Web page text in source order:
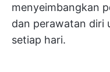
menyeimbangkan
dan perawatan diri
setiap hari.